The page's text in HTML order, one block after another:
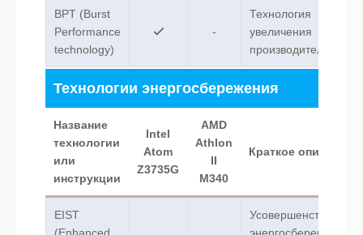
BPT (Burst
Performance
technology)
-
Технология
увеличения
производительности.
Технологии энергосбережения
Название
технологии
или
инструкции
Intel
Atom
Z3735G
AMD
Athlon
II
M340
Краткое описание
EIST